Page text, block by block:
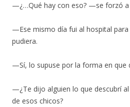
—¿…Qué hay con eso? —se forzó a
—Ese mismo día fui al hospital
pudiera.
—Sí, lo supuse por la forma en que
—¿Te dijo alguien lo que descubrí
de esos chicos?